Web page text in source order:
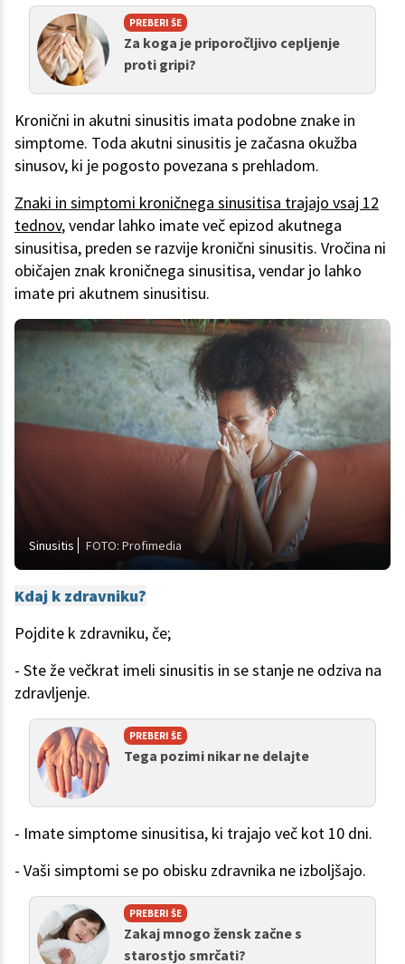
PREBERI ŠE
Za koga je priporočljivo cepljenje
proti gripi?
Kronični in akutni sinusitis imata podobne znake in
simptome. Toda akutni sinusitis je začasna okužba
sinusov, ki je pogosto povezana s prehladom.
Znaki in simptomi kroničnega sinusitisa trajajo vsaj 12
tednov, vendar lahko imate več epizod akutnega
sinusitisa, preden se razvije kronični sinusitis. Vročina ni
običajen znak kroničnega sinusitisa, vendar jo lahko
imate pri akutnem sinusitisu.
Sinusitis FOTO: Profimedia
Kdaj k zdravniku?
Pojdite k zdravniku, če;
- Ste že večkrat imeli sinusitis in se stanje ne odziva na
zdravljenje.
PREBERI ŠE
Tega pozimi nikar ne delajte
- Imate simptome sinusitisa, ki trajajo več kot 10 dni.
- Vaši simptomi se po obisku zdravnika ne izboljšajo.
PREBERI ŠE
Zakaj mnogo žensk začne s
starostjo smrčati?